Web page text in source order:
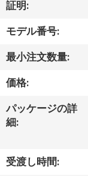
ビ
デ
企
情
証明:
モデル番号:
最小注文数量:
価格:
パッケージの詳
細:
受渡し時間: